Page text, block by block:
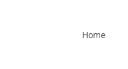
Home